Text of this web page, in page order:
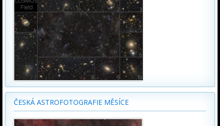
ČESKÁ ASTROFOTOGRAFIE MĚSÍCE